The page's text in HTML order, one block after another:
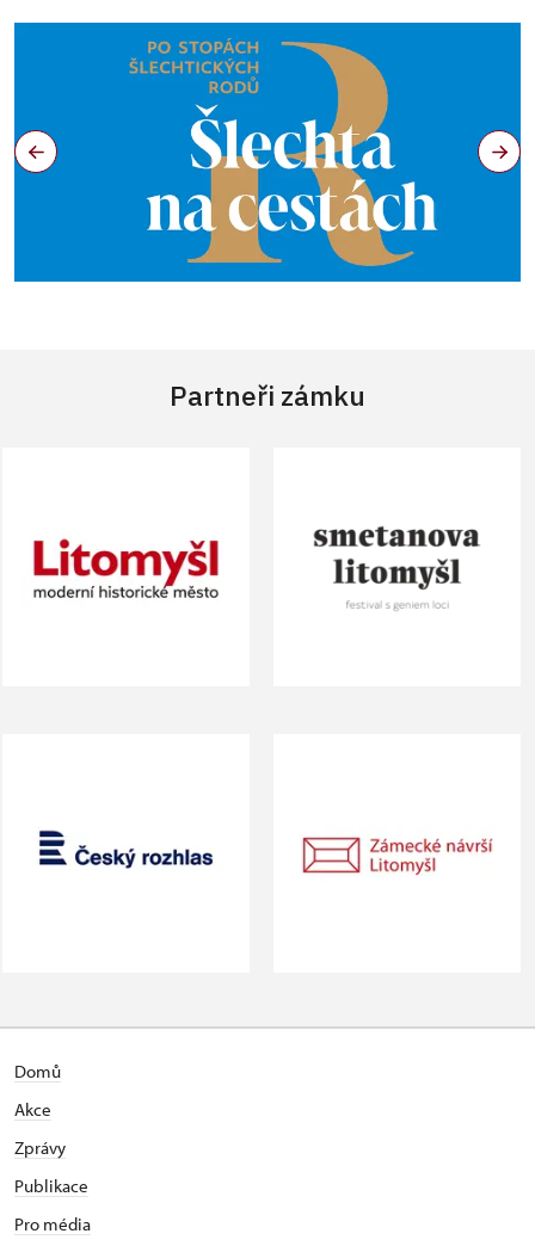
Partneři zámku
Domů
Akce
Zprávy
Publikace
Pro média